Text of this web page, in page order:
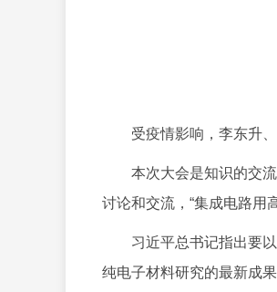
受疫情影响，李东升、
本次大会是知识的交流
讨论和交流，“集成电路用
习近平总书记指出要以
纯电子材料研究的最新成